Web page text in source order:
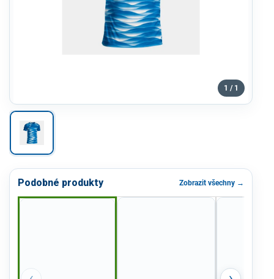
1 / 1
Podobné produkty Zobrazit všechny →